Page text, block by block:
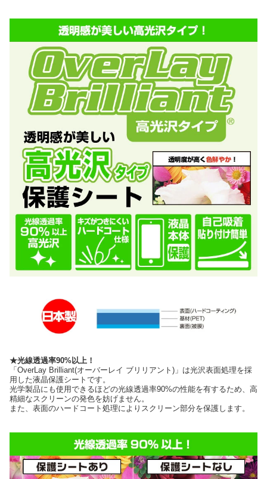
★光線透過率90%以上！
「OverLay Brilliant(オーバーレイ ブリリアント)」は光沢表面処理を採
用した液晶保護シートです。
光学製品にも使用できるほどの光線透過率90%の性能を有するため、高
精細なスクリーンの発色を妨げません。
また、表面のハードコート処理によりスクリーン部分を保護します。